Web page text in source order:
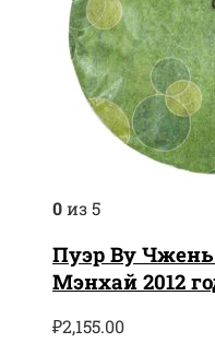
0из 5
Пуэр Ву
Мэнхай 2012
₽2,155.00